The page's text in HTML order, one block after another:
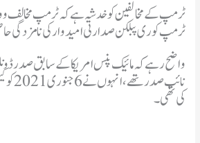
ٹرمپ کے مخالفین کو خدشہ ہے کہ ٹرمپ
ٹرمپ کو ری پبلکن صدارتی امیدوار کی نامزدگی
واضح رہے کہ مائیک پنس امریکا کے سابق صدر
نائب
کی تھی۔